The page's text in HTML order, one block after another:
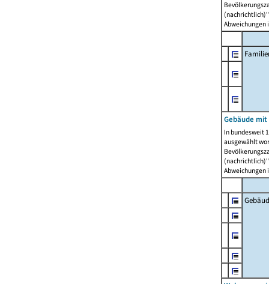
Abweichungen
Gebäude
In bundesweit
ausgewählt
Abweichungen